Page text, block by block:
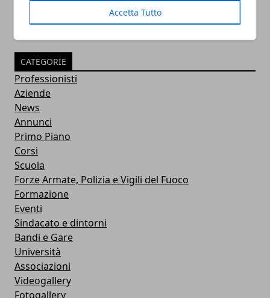
Accetta Tutto
CATEGORIE
Professionisti
Aziende
News
Annunci
Primo Piano
Corsi
Scuola
Forze Armate, Polizia e Vigili del Fuoco
Formazione
Eventi
Sindacato e dintorni
Bandi e Gare
Università
Associazioni
Videogallery
Fotogallery